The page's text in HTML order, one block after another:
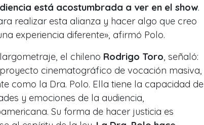
está acostumbrada a ver en el show.
realizar esta alianza y hacer algo que creo
experiencia diferente», afirmó Polo.
el chileno Rodrigo Toro , señaló:
cinematográfico de vocación masiva,
como la Dra. Polo. Ella tiene la capacidad de
y emociones de la audiencia,
Su forma de hacer justicia es